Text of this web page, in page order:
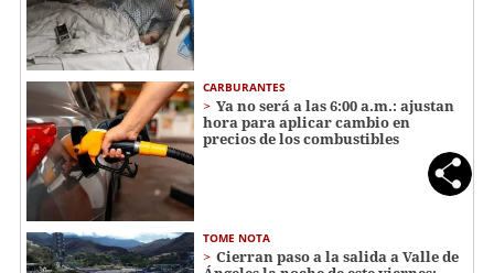
CARBURANTES
Ya no será a las 6:00 a.m.: ajustan
hora para aplicar cambio en
precios de los combustibles
TOME NOTA
Cierran paso a la salida a Valle de